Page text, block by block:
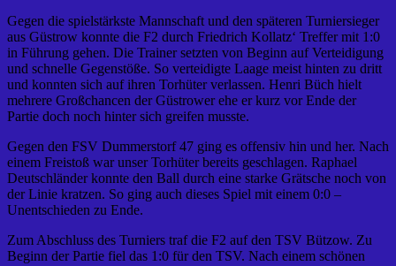
Gegen die spielstärkste Mannschaft und den späteren Turniersieger
aus Güstrow konnte die F2 durch Friedrich Kollatz‘ Treffer mit 1:0
in Führung gehen. Die Trainer setzten von Beginn auf Verteidigung
und schnelle Gegenstöße. So verteidigte Laage meist hinten zu dritt
und konnten sich auf ihren Torhüter verlassen. Henri Büch hielt
mehrere Großchancen der Güstrower ehe er kurz vor Ende der
Partie doch noch hinter sich greifen musste.
Gegen den FSV Dummerstorf 47 ging es offensiv hin und her. Nach
einem Freistoß war unser Torhüter bereits geschlagen. Raphael
Deutschländer konnte den Ball durch eine starke Grätsche noch von
der Linie kratzen. So ging auch dieses Spiel mit einem 0:0 –
Unentschieden zu Ende.
Zum Abschluss des Turniers traf die F2 auf den TSV Bützow. Zu
Beginn der Partie fiel das 1:0 für den TSV. Nach einem schönen